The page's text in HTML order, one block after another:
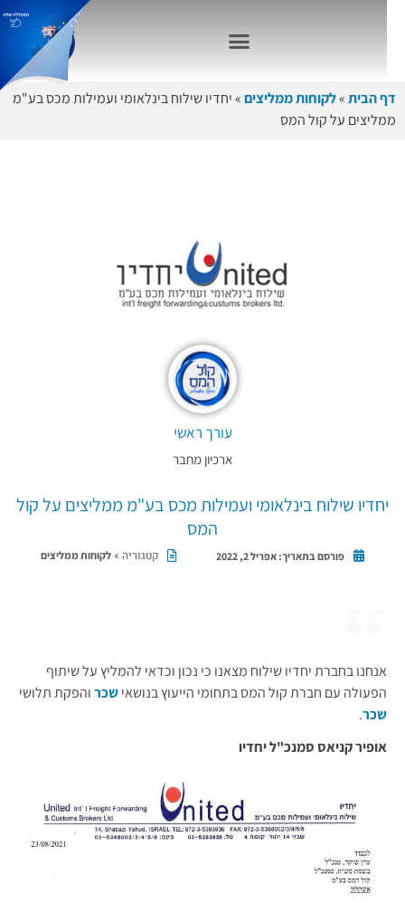
דף הבית»לקוחות ממליצים»יחדיו שילוח בינלאומי ועמילות מכס בע"מ
ממליצים על קול המס
עורך ראשי
ארכיון מחבר
יחדיו שילוח בינלאומי ועמילות מכס בע"מ ממליצים על קול
המס
פורסם בתאריך:אפריל 2, 2022 קטגוריה » לקוחות ממליצים
אנחנו בחברת יחדיו שילוח מצאנו כי נכון וכדאי להמליץ על שיתוף
הפעולה עם חברת קול המס בתחומי הייעוץ בנושאישכרוהפקת תלושי
שכר.
אופיר קניאס סמנכ"ל יחדיו